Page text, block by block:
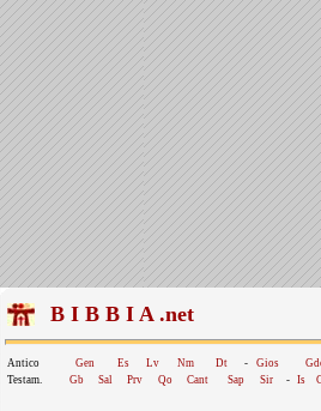
B I B B I A .net
Antico Gen Es Lv Nm Dt - Gios
Testam.
Gb Sal Prv Qo Cant Sap Sir - Is